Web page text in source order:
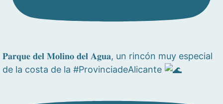
𝐏𝐚𝐫𝐪𝐮𝐞 𝐝𝐞𝐥 𝐌𝐨𝐥𝐢𝐧𝐨 𝐝𝐞𝐥 𝐀𝐠𝐮𝐚, un rincón muy especial
de la costa de la #ProvinciadeAlicante